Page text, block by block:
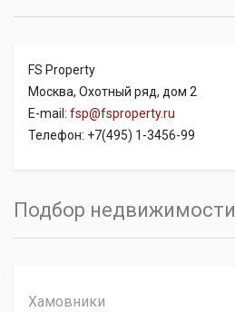
FS Property
Москва, Охотный ряд, дом 2
E-mail: fsp@fsproperty.ru
Телефон: +7(495) 1-3456-99
Подбор недвижимости
Хамовники